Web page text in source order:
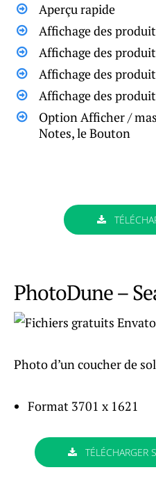
Aperçu rapide
Affichage des
Affichage des
Affichage des
Affichage des
Option Afficher /
Notes, le Bouton
PhotoDune –
Photo d’un coucher de
Format 3701 x 1621
TÉLÉCHARGER